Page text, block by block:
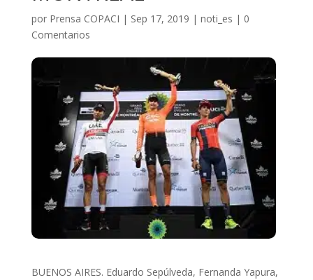
por Prensa COPACI | Sep 17, 2019 | noti_es | 0
Comentarios
BUENOS AIRES. Eduardo Sepúlveda, Fernanda Yapura,